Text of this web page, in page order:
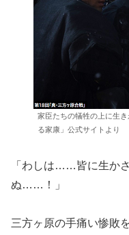
家臣たちの犠牲の上に生
る家康」公式サイトより
「わしは……皆に生か
ぬ……！」
三方ヶ原の手痛い惨敗